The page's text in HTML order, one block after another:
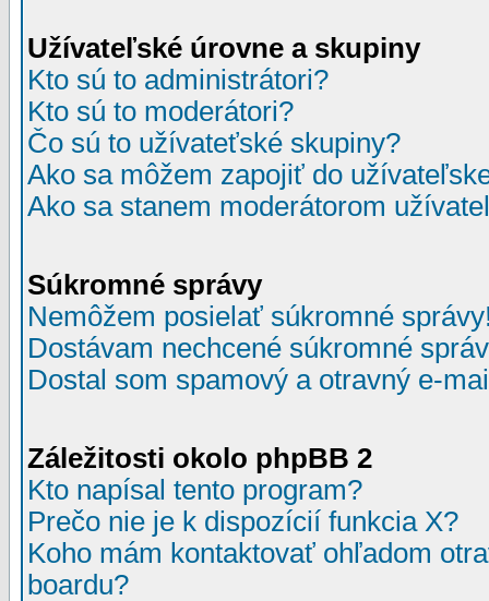
Užívateľské úrovne a skupiny
Kto sú to administrátori?
Kto sú to moderátori?
Čo sú to užívateťské skupiny?
Ako sa môžem zapojiť do
Ako sa stanem moderátorom
Súkromné správy
Nemôžem posielať súkromné
Dostávam nechcené súkromné
Dostal som spamový a otravný e-
Záležitosti okolo phpBB 2
Kto napísal tento program?
Prečo nie je k dispozícií funkcia X?
Koho mám kontaktovať ohľadom
boardu?